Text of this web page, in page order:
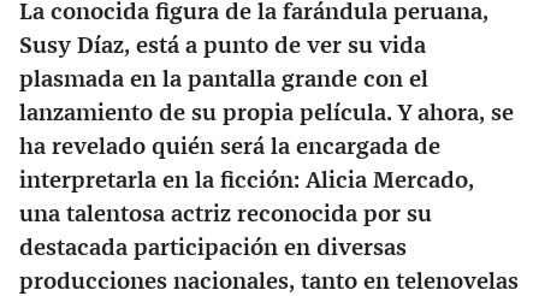
La conocida figura de la farándula peruana,
Susy Díaz, está a punto de ver su vida
plasmada en la pantalla grande con el
lanzamiento de su propia película. Y ahora, se
ha revelado quién será la encargada de
interpretarla en la ficción: Alicia Mercado,
una talentosa actriz reconocida por su
destacada participación en diversas
producciones nacionales, tanto en telenovelas